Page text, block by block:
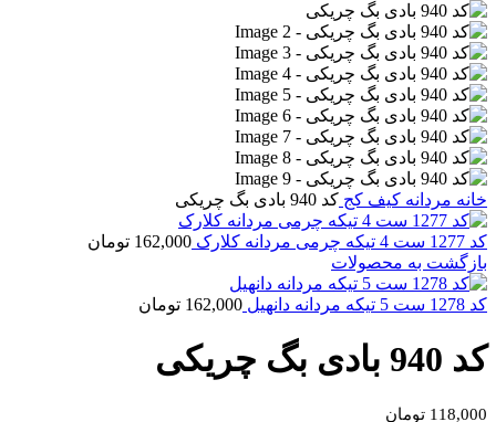
خانه مردانه کیف کج کد 940 بادی بگ چریکی
کد 1277 ست 4 تیکه چرمی مردانه کلارک 162,000 تومان
بازگشت به محصولات
کد 1278 ست 5 تیکه مردانه دانهیل 162,000 تومان
کد 940 بادی بگ چریکی
118,000 تومان